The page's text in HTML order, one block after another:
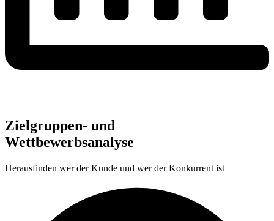
Zielgruppen- und
Wettbewerbs­analyse
Herausfinden wer der Kunde und wer der Konkurrent ist